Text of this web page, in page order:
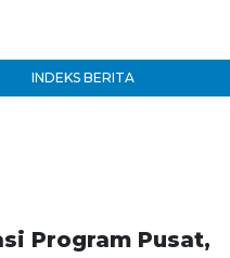
INDEKS BERITA
Program Pusat,